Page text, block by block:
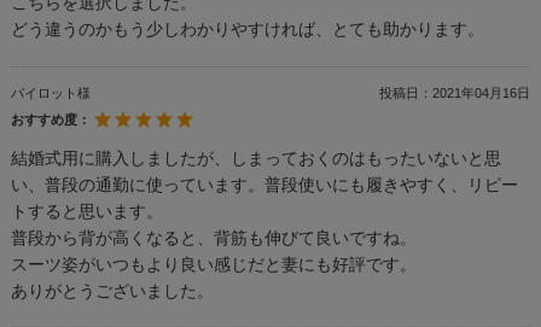
どう違うのかもう少しわかりやすければ、とても助かります。
パイロット様 投稿日： 2021年04月16日
おすすめ度：
結婚式用に購入しましたが、しまっておくのはもったいないと思
い、普段の通勤に使っています。普段使いにも履きやすく、リピー
トすると思います。
普段から背が高くなると、背筋も伸びて良いですね。
スーツ姿がいつもより良い感じだと妻にも好評です。
ありがとうございました。